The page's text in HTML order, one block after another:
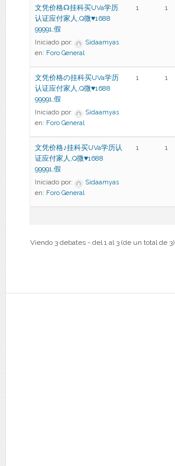
文凭价格☊挂科买UVa学历
认证应付家人,Q微♥1688
99991,假
Iniciado por:
Sidaamyas
en: Foro General
1 1
文凭价格の挂科买UVa学历
认证应付家人,Q微♥1688
99991,假
Iniciado por:
Sidaamyas
en: Foro General
1 1
文凭价格♪挂科买UVa学历认
证应付家人,Q微♥1688
99991,假
Iniciado por:
Sidaamyas
en: Foro General
1 1
Viendo 3 debates - del 1 al 3 (de un total de 3)